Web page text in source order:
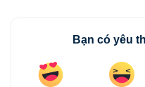
Bạn có yêu